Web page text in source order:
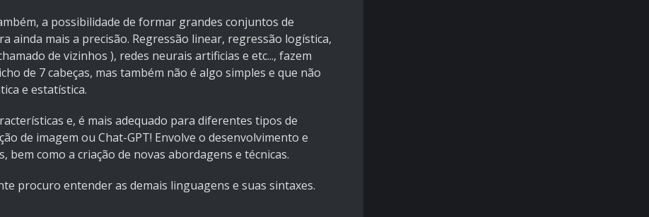
a possibilidade de formar grandes conjuntos de
ainda mais a precisão. Regressão linear, regressão logística,
de vizinhos ), redes neurais artificias e etc..., fazem
de 7 cabeças, mas também não é algo simples e que não
e estatística.
e, é mais adequado para diferentes tipos de
de imagem ou Chat-GPT! Envolve o desenvolvimento e
como a criação de novas abordagens e técnicas.
procuro entender as demais linguagens e suas sintaxes.